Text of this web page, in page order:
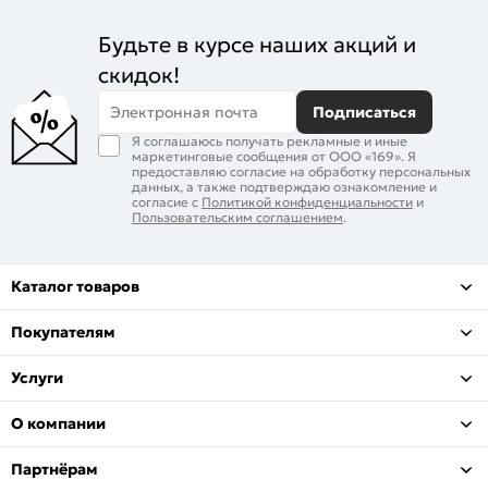
Будьте в курсе наших акций и
скидок!
Электронная почта Подписаться
Я соглашаюсь получать рекламные и иные
маркетинговые сообщения от ООО «169». Я
предоставляю согласие на обработку персональных
данных, а также подтверждаю ознакомление и
согласие с Политикой конфиденциальности и
Пользовательским соглашением.
Каталог товаров
Покупателям
Услуги
О компании
Партнёрам